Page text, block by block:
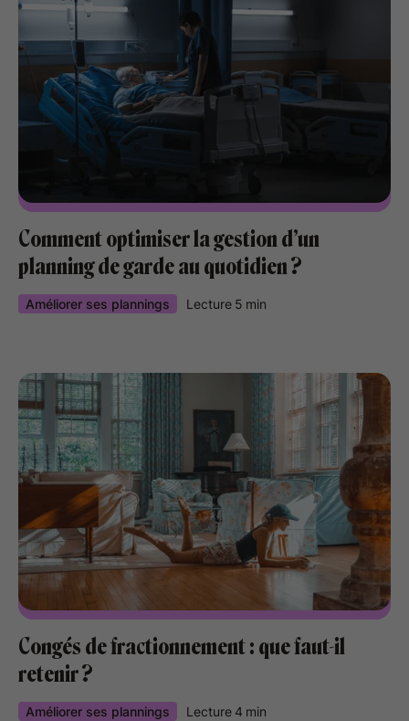
‍Comment optimiser la gestion d’un
planning de garde au quotidien ?
Améliorer ses plannings Lecture 5 min
Congés de fractionnement : que faut-il
retenir ?
Améliorer ses plannings Lecture 4 min